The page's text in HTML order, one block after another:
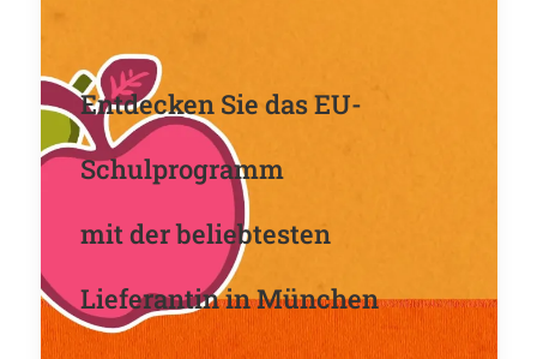
Entdecken Sie das EU-
Schulprogramm
mit der beliebtesten
Lieferantin in München